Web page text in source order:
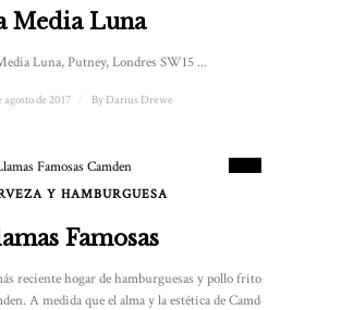
Media Luna
Luna, Putney, Londres SW15 ...
agosto de 2017 By Darius Drewe
PUNTUACIÓN
Y HAMBURGUESA
Famosas
reciente hogar de hamburguesas y pollo frito de
A medida que el alma y la estética de Camden se